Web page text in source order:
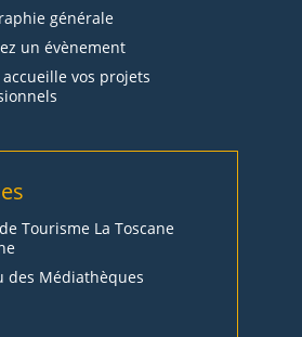
générale
un évènement
accueille vos projets
Tourisme La Toscane
des Médiathèques